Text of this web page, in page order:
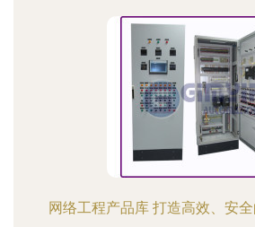
网络工程产品库 打造高效、安